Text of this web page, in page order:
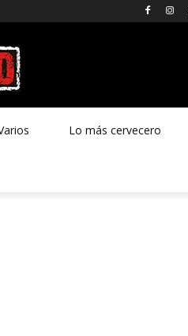
Lo más cervecero